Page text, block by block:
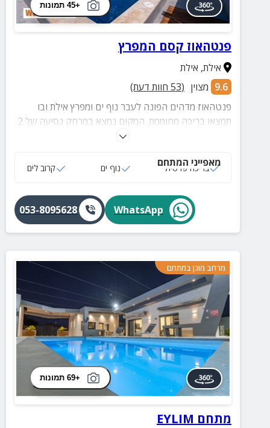
+45 תמונות
פנטהאוז קסם המפרץ
אילת, אילת
9.6 מצוין (
53 חוות דעת)
פנטהאוז מדהים הפונה לעבר נוף ים ומפרץ אילת ובו
תמצאו בריכה מחוממת. המקום נמצא במרחק נסיעה של 2
מאפייני המתחם
בריכה פרטית נוף ים קרוב לים
WhatsApp
053-8095628
מרחב מוגן במתחם
+69 תמונות
מתחם EYLIM